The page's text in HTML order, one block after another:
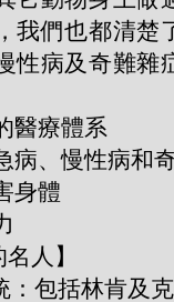
我們也都清楚
性病及奇難雜
醫療體系
病、慢性病和
身體
人】
：包括林肯及